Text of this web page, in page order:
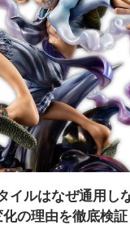
イルはなぜ通用し
の理由を徹底検証